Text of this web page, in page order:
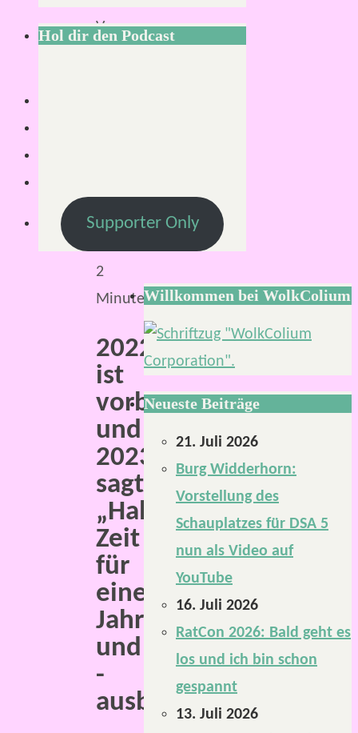
Von
2024
2
Minuten
2022
ist
vorbei
und
2023
sagt
„Hallo“.
Zeit
für
einen
Jahresrück-
und
-
ausblick.
Hol dir den Podcast
Supporter Only
Willkommen bei WolkColium
Neueste Beiträge
21. Juli 2026
Burg Widderhorn:
Vorstellung des
Schauplatzes für DSA 5
nun als Video auf
YouTube
16. Juli 2026
RatCon 2026: Bald geht es
los und ich bin schon
gespannt
13. Juli 2026